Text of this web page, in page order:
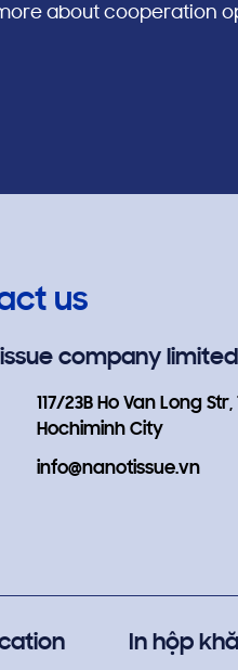
about cooperation
us
company limited
117/23B Ho Van Long
Hochiminh City
info@nanotissue.vn
In hộp